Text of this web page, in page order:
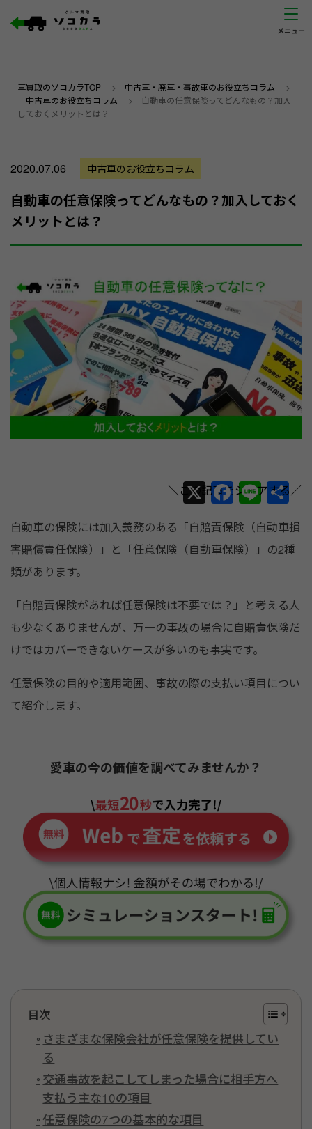
車買取のソコカラTOP > 中古車・廃車・事故車のお役立ちコラム >
中古車のお役立ちコラム >
自動車の任意保険ってどんなもの？加入
しておくメリットとは？
2020.07.06 中古車のお役立ちコラム
自動車の任意保険ってどんなもの？加入しておく
メリットとは？
X F
a
c
e
o
o
k
Li
n
e
共
有
自動車の保険には加入義務のある「自賠責保険（自動車損
害賠償責任保険）」と「任意保険（自動車保険）」の2種
類があります。
「自賠責保険があれば任意保険は不要では？」と考える人
も少なくありませんが、万一の事故の場合に自賠責保険だ
けではカバーできないケースが多いのも事実です。
任意保険の目的や適用範囲、事故の際の支払い項目につい
て紹介します。
愛車の今の価値を調べてみませんか？
目次
さまざまな保険会社が任意保険を提供してい
る
交通事故を起こしてしまった場合に相手方へ
支払う主な10の項目
任意保険の7つの基本的な項目